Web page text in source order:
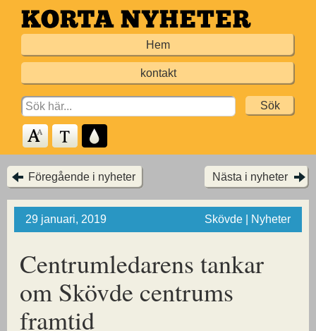
Hoppa
till
Hem
kontakt
Search
for:
Föregående i nyheter Nästa i nyheter
29 januari, 2019 Skövde | Nyheter
Centrumledarens tankar
om Skövde centrums
framtid